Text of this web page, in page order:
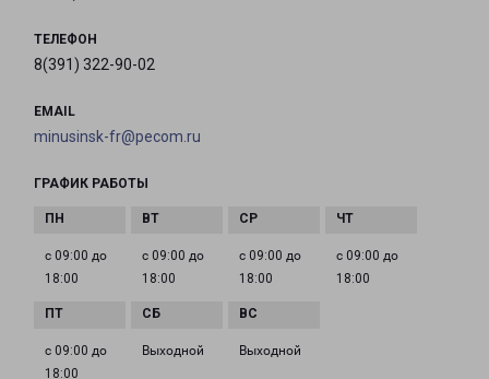
ТЕЛЕФОН
8(391) 322-90-02
EMAIL
minusinsk-fr@pecom.ru
ГРАФИК РАБОТЫ
с 09:00 до
18:00
с 09:00 до
18:00
с 09:00 до
18:00
с 09:00 до
18:00
с 09:00 до
18:00
Выходной Выходной